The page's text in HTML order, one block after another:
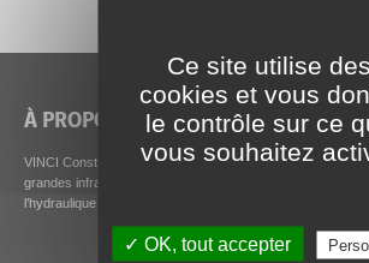
À PROPOS
VINCI Construction Grands Projets conçoit et construit
grandes infrastructures de demain, en particulier dans les
l’hydraulique et de l’environnement, des bâtiments et des
Ce site utilise des
cookies et vous
le contrôle sur ce
vous souhaitez
✓ OK, tout accepter